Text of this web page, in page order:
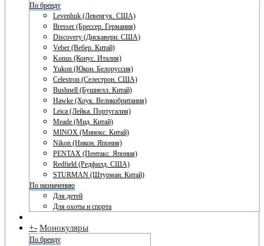
По бренду
Levenhuk (Левенгук. США)
Bresser (Брессер. Германия)
Discovery (Дискавери. США)
Veber (Вебер. Китай)
Konus (Конус. Италия)
Yukon (Юкон. Белоруссия)
Celestron (Селестрон. США)
Bushnell (Бушнелл. Китай)
Hawke (Хоук. Великобритания)
Leica (Лейка. Португалия)
Meade (Мид. Китай)
MINOX (Минокс. Китай)
Nikon (Никон. Япония)
PENTAX (Пентакс. Япония)
Redfield (Редфилд. США)
STURMAN (Штурман. Китай)
По назначению
Для детей
Для охоты и спорта
+- Монокуляры
По бренду